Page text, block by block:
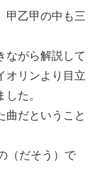
甲乙甲の中も三
ながら解説して
オリンより目立
た。
曲だということ
（だそう）で